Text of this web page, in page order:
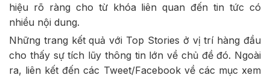
hiệu rõ ràng cho từ khóa liên quan đến tin tức có
nhiều nội dung.
Những trang kết quả với Top Stories ở vị trí hàng đầu
cho thấy sự tích lũy thông tin lớn về chủ đề đó. Ngoài
ra, liên kết đến các Tweet/Facebook về các mục xem